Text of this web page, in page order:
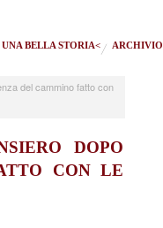
UNA BELLA STORIA< ARCHIVIO
del cammino fatto con
DOPO
CON LE